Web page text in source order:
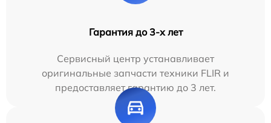
Гарантия до 3-х лет
Сервисный центр устанавливает
оригинальные запчасти техники FLIR и
предоставляет гарантию до 3 лет.